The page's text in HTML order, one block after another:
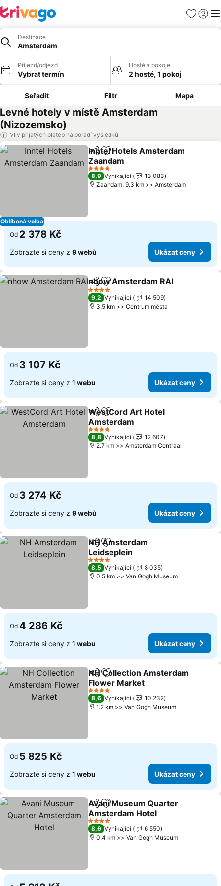
Oblíbené
Destinace
Amsterdam
Příjezd/odjezd
Vybrat termín
Hosté a pokoje
2 hosté, 1 pokoj
Seřadit Filtr Mapa
Levné hotely v místě Amsterdam
(Nizozemsko)
Vliv přijatých plateb na pořadí výsledků
Oblíbená volba
SdíletPřidat na seznam oblíbených
Inntel Hotels Amsterdam
Zaandam
4 Počet hvězdiček
8,9 Vynikající
13 083
Zaandam, 9.3 km >> Amsterdam
Od 2 378 Kč
Zobrazte si ceny z 9 webů Ukázat ceny
SdíletPřidat na seznam oblíbených
nhow Amsterdam RAI
4 Počet hvězdiček
9,2 Vynikající
14 509
3.5 km >> Centrum města
Od 3 107 Kč
Zobrazte si ceny z 1 webu Ukázat ceny
SdíletPřidat na seznam oblíbených
WestCord Art Hotel
Amsterdam
4 Počet hvězdiček
8,8 Vynikající
12 607
2.7 km >> Amsterdam Centraal
Od 3 274 Kč
Zobrazte si ceny z 9 webů Ukázat ceny
SdíletPřidat na seznam oblíbených
NH Amsterdam
Leidseplein
4 Počet hvězdiček
8,5 Vynikající
8 035
0.5 km >> Van Gogh Museum
Od 4 286 Kč
Zobrazte si ceny z 1 webu Ukázat ceny
SdíletPřidat na seznam oblíbených
NH Collection Amsterdam
Flower Market
4 Počet hvězdiček
8,6 Vynikající
10 232
1.2 km >> Van Gogh Museum
Od 5 825 Kč
Zobrazte si ceny z 1 webu Ukázat ceny
SdíletPřidat na seznam oblíbených
Avani Museum Quarter
Amsterdam Hotel
4 Počet hvězdiček
8,6 Vynikající
6 550
0.4 km >> Van Gogh Museum